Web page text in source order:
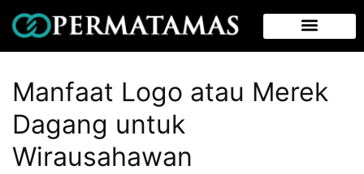
Manfaat Logo atau Merek
Dagang untuk
Wirausahawan